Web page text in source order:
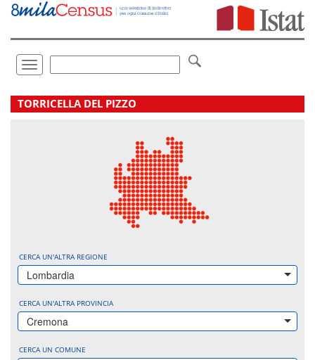
Vai
direttamente
Toggle
navigation
.
TORRICELLA DEL PIZZO
CERCA UN'ALTRA REGIONE
Lombardia
CERCA UN'ALTRA PROVINCIA
Cremona
CERCA UN COMUNE